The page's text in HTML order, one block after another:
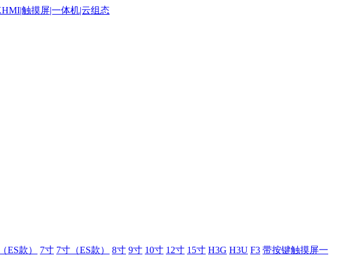
ES款） 7寸 7寸（ES款） 8寸 9寸 10寸 12寸 15寸 H3G H3U F3 带按键触摸屏一